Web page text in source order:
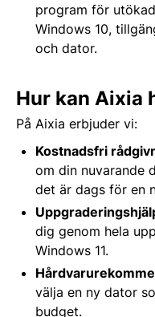
program för
Windows 10,
och dator.
Hur kan Aixia
På Aixia erbjuder vi:
Kostnadsfri
om din nuvarande
det är dags för en
dig genom hela
Windows 11.
välja en ny dator
budget.​